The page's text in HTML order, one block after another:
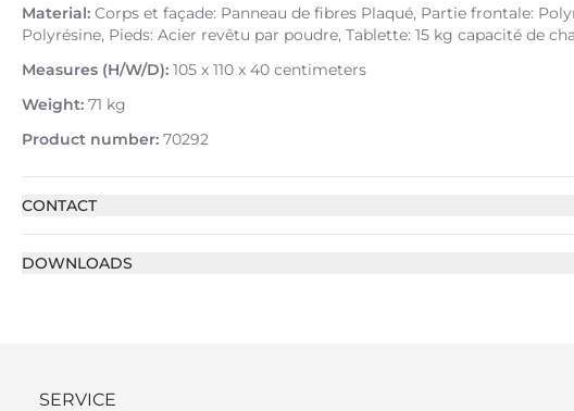
Material: Corps et façade: Panneau de fibres Plaqué, Partie frontale:
Polyrésine, Pieds: Acier revêtu par poudre, Tablette: 15 kg capacité de
Measures (H/W/D): 105 x 110 x 40 centimeters
Weight: 71 kg
Product number: 70292
CONTACT
DOWNLOADS
SERVICE